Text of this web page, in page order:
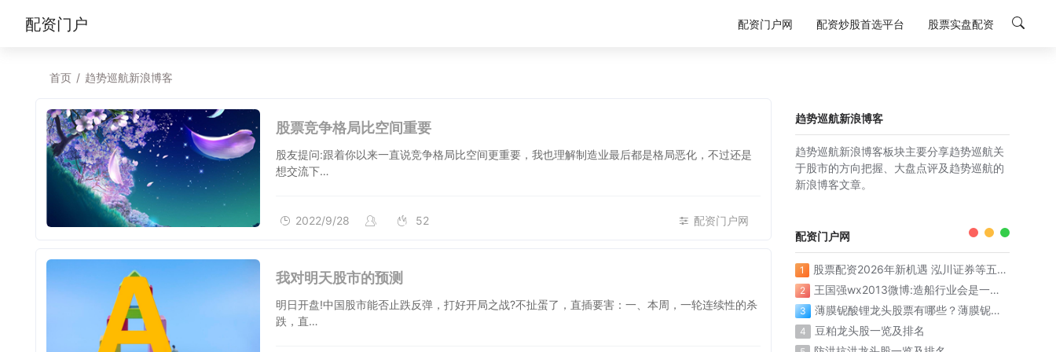
配资门户 配资门户网 配资炒股首选平台 股票实盘配资
首页 / 趋势巡航新浪博客
股票竞争格局比空间重要
股友提问:跟着你以来一直说竞争格局比空间更重要，我也理解制造业最后都是格局恶化，不过还是
想交流下…
配资门户网
2022/9/28 52
我对明天股市的预测
明日开盘!中国股市能否止跌反弹，打好开局之战?不扯蛋了，直插要害：一、本周，一轮连续性的杀
跌，直…
趋势巡航新浪博客
趋势巡航新浪博客板块主要分享趋势巡航关
于股市的方向把握、大盘点评及趋势巡航的
新浪博客文章。
配资门户网
1 股票配资2026年新机遇 泓川证券等五大平台稳健领航
2 王国强wx2013微博:造船行业会是一个漫长的上升周期
3 薄膜铌酸锂龙头股票有哪些？薄膜铌酸锂概念股票名单一览表
4 豆粕龙头股一览及排名